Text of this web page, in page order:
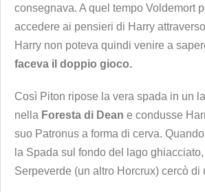
consegnava. A quel tempo Voldemort
accedere ai pensieri di Harry
Harry non poteva quindi venire a
faceva il doppio gioco.
Così Piton ripose la vera spada in un
nella Foresta di Dean e condusse
suo Patronus a forma di cerva.
la Spada sul fondo del lago
Serpeverde (un altro Horcrux) cercò di